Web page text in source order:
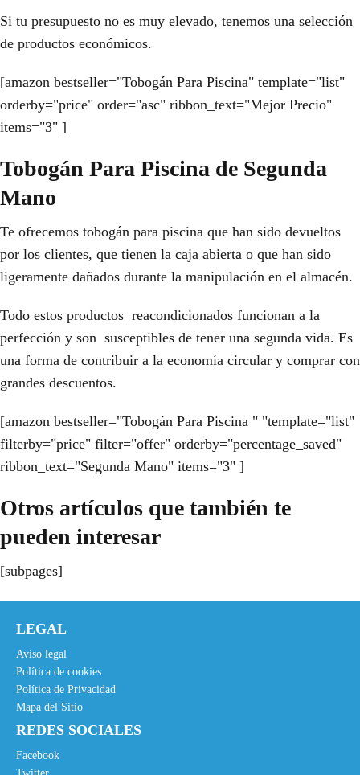
Si tu presupuesto no es muy elevado, tenemos una selección
de productos económicos.
[amazon bestseller="Tobogán Para Piscina" template="list"
orderby="price" order="asc" ribbon_text="Mejor Precio"
items="3" ]
Tobogán Para Piscina de Segunda
Mano
Te ofrecemos tobogán para piscina que han sido devueltos
por los clientes, que tienen la caja abierta o que han sido
ligeramente dañados durante la manipulación en el almacén.
Todo estos productos reacondicionados funcionan a la
perfección y son susceptibles de tener una segunda vida. Es
una forma de contribuir a la economía circular y comprar con
grandes descuentos.
[amazon bestseller="Tobogán Para Piscina " "template="list"
filterby="price" filter="offer" orderby="percentage_saved"
ribbon_text="Segunda Mano" items="3" ]
Otros artículos que también te
pueden interesar
[subpages]
LEGAL
Aviso legal
Política de cookies
Política de Privacidad
Mapa del Sitio
REDES SOCIALES
Facebook